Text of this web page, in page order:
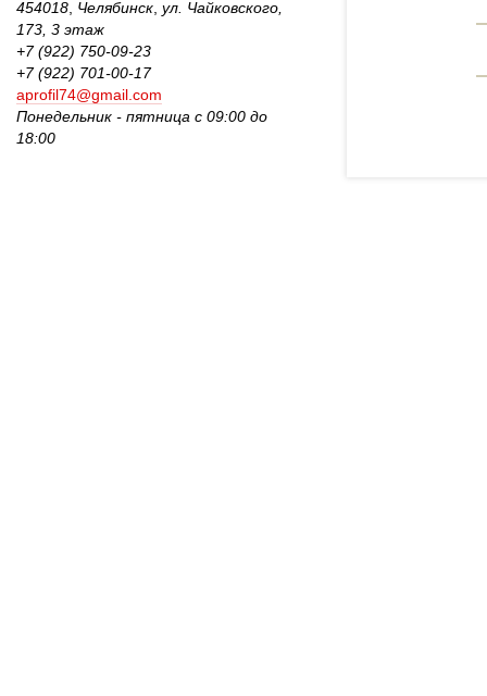
454018 Челябинск ул. Чайковского,
173, 3 этаж
+7 (922) 750-09-23
+7 (922) 701-00-17
aprofil74@gmail.com
Понедельник - пятница с 09:00 до
18:00